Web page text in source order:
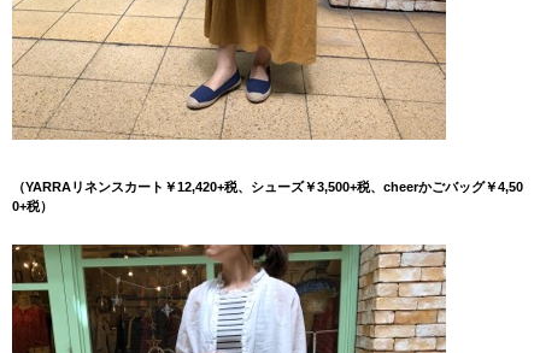
（YARRAリネンスカート￥12,420+税、シューズ￥3,500+税、cheerかごバッグ￥4,50
0+税）